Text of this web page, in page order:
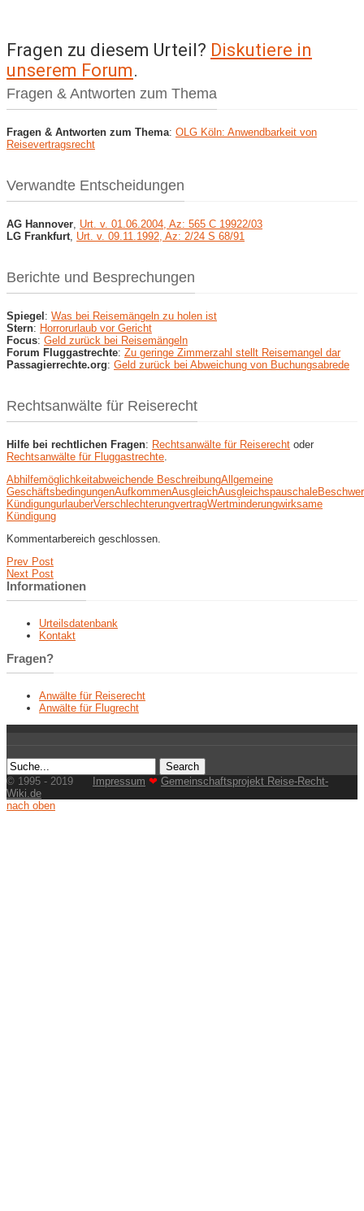
Fragen zu diesem Urteil? Diskutiere in
unserem Forum.
Fragen & Antworten zum Thema
Fragen & Antworten zum Thema: OLG Köln: Anwendbarkeit von
Reisevertragsrecht
Verwandte Entscheidungen
AG Hannover Urt. v. 01.06.2004, Az: 565 C 19922/03
LG Frankfurt Urt. v. 09.11.1992, Az: 2/24 S 68/91
Berichte und Besprechungen
Spiegel: Was bei Reisemängeln zu holen ist
Stern: Horrorurlaub vor Gericht
Focus: Geld zurück bei Reisemängeln
Forum Fluggastrechte: Zu geringe Zimmerzahl stellt Reisemangel dar
Passagierrechte.org: Geld zurück bei Abweichung von Buchungsabrede
Rechtsanwälte für Reiserecht
Hilfe bei rechtlichen Fragen: Rechtsanwälte für Reiserecht oder
Rechtsanwälte für Fluggastrechte
Abhilfemöglichkeitabweichende BeschreibungAllgemeine
GeschäftsbedingungenAufkommenAusgleichAusgleichspauschale
KündigungurlauberVerschlechterungvertragWertminderungwirksame
Kündigung
Kommentarbereich geschlossen.
Prev Post
Next Post
Informationen
Urteilsdatenbank
Kontakt
Fragen?
Anwälte für Reiserecht
Anwälte für Flugrecht
© 1995 - 2019 Impressum ❤ Gemeinschaftsprojekt Reise-Recht-
Wiki.de
nach oben